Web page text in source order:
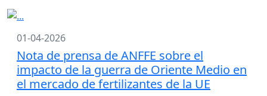
01-04-2026
Nota de prensa de ANFFE sobre el
impacto de la guerra de Oriente Medio en
el mercado de fertilizantes de la UE